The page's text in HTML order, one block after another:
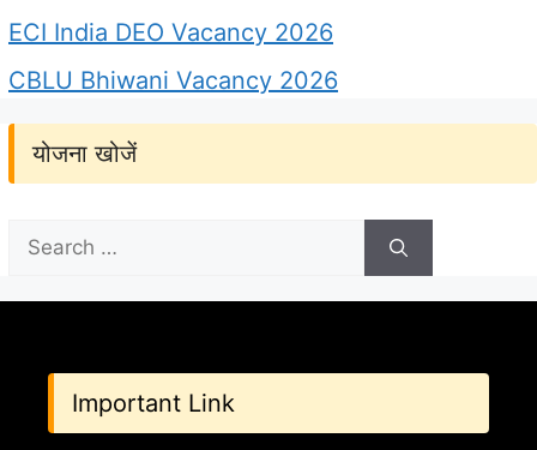
ECI India DEO Vacancy 2026
CBLU Bhiwani Vacancy 2026
योजना खोजें
Search
for:
Important Link